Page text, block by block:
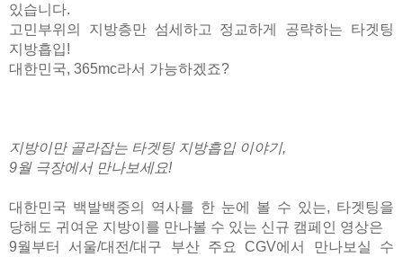
있습니다.
고민부위의 지방층만 섬세하고 정교하게 공략하는 타겟팅
지방흡입!
대한민국, 365mc라서 가능하겠죠?
지방이만 골라잡는 타겟팅 지방흡입 이야기,
9월 극장에서 만나보세요!
대한민국 백발백중의 역사를 한 눈에 볼 수 있는, 타겟팅을
당해도 귀여운 지방이를 만나볼 수 있는 신규 캠페인 영상은
9월부터 서울/대전/대구 부산 주요 CGV에서 만나보실 수